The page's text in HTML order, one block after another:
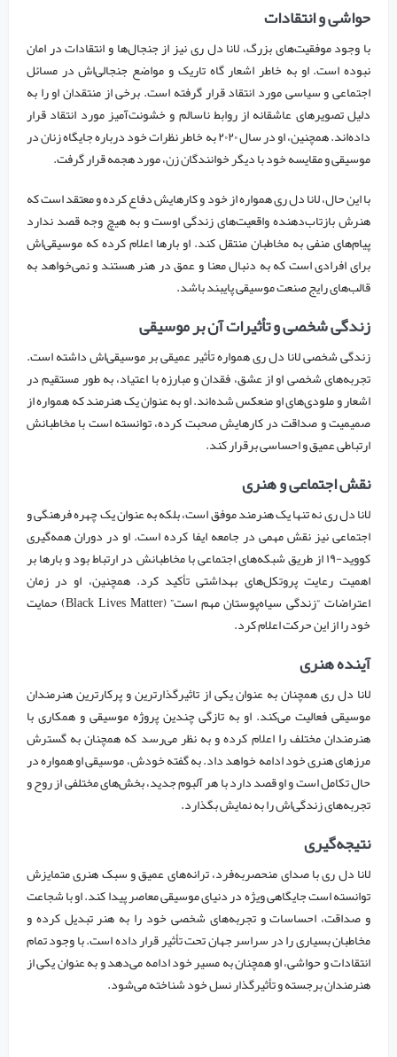
حواشی و انتقادات
با وجود موفقیت‌های بزرگ، لانا دل ری نیز از جنجال‌ها و انتقادات در امان
نبوده است. او به خاطر اشعار گاه تاریک و مواضع جنجالی‌اش در مسائل
اجتماعی و سیاسی مورد انتقاد قرار گرفته است. برخی از منتقدان او را به
دلیل تصویرهای عاشقانه از روابط ناسالم و خشونت‌آمیز مورد انتقاد قرار
داده‌اند. همچنین، او در سال ۲۰۲۰ به خاطر نظرات خود درباره جایگاه زنان در
موسیقی و مقایسه خود با دیگر خوانندگان زن، مورد هجمه قرار گرفت.
با این حال، لانا دل ری همواره از خود و کارهایش دفاع کرده و معتقد است که
هنرش بازتاب‌دهنده واقعیت‌های زندگی اوست و به هیچ وجه قصد ندارد
پیام‌های منفی به مخاطبان منتقل کند. او بارها اعلام کرده که موسیقی‌اش
برای افرادی است که به دنبال معنا و عمق در هنر هستند و نمی‌خواهد به
قالب‌های رایج صنعت موسیقی پایبند باشد.
زندگی شخصی و تأثیرات آن بر موسیقی
زندگی شخصی لانا دل ری همواره تأثیر عمیقی بر موسیقی‌اش داشته است.
تجربه‌های شخصی او از عشق، فقدان و مبارزه با اعتیاد، به طور مستقیم در
اشعار و ملودی‌های او منعکس شده‌اند. او به عنوان یک هنرمند که همواره از
صمیمیت و صداقت در کارهایش صحبت کرده، توانسته است با مخاطبانش
ارتباطی عمیق و احساسی برقرار کند.
نقش اجتماعی و هنری
لانا دل ری نه تنها یک هنرمند موفق است، بلکه به عنوان یک چهره فرهنگی و
اجتماعی نیز نقش مهمی در جامعه ایفا کرده است. او در دوران همه‌گیری
کووید-۱۹ از طریق شبکه‌های اجتماعی با مخاطبانش در ارتباط بود و بارها بر
اهمیت رعایت پروتکل‌های بهداشتی تأکید کرد. همچنین، او در زمان
اعتراضات “زندگی سیاه‌پوستان مهم است” (Black Lives Matter) حمایت
خود را از این حرکت اعلام کرد.
آینده هنری
لانا دل ری همچنان به عنوان یکی از تاثیرگذارترین و پرکارترین هنرمندان
موسیقی فعالیت می‌کند. او به تازگی چندین پروژه موسیقی و همکاری با
هنرمندان مختلف را اعلام کرده و به نظر می‌رسد که همچنان به گسترش
مرزهای هنری خود ادامه خواهد داد. به گفته خودش، موسیقی او همواره در
حال تکامل است و او قصد دارد با هر آلبوم جدید، بخش‌های مختلفی از روح و
تجربه‌های زندگی‌اش را به نمایش بگذارد.
نتیجه‌گیری
لانا دل ری با صدای منحصربه‌فرد، ترانه‌های عمیق و سبک هنری متمایزش
توانسته است جایگاهی ویژه در دنیای موسیقی معاصر پیدا کند. او با شجاعت
و صداقت، احساسات و تجربه‌های شخصی خود را به هنر تبدیل کرده و
مخاطبان بسیاری را در سراسر جهان تحت تأثیر قرار داده است. با وجود تمام
انتقادات و حواشی، او همچنان به مسیر خود ادامه می‌دهد و به عنوان یکی از
هنرمندان برجسته و تأثیرگذار نسل خود شناخته می‌شود.